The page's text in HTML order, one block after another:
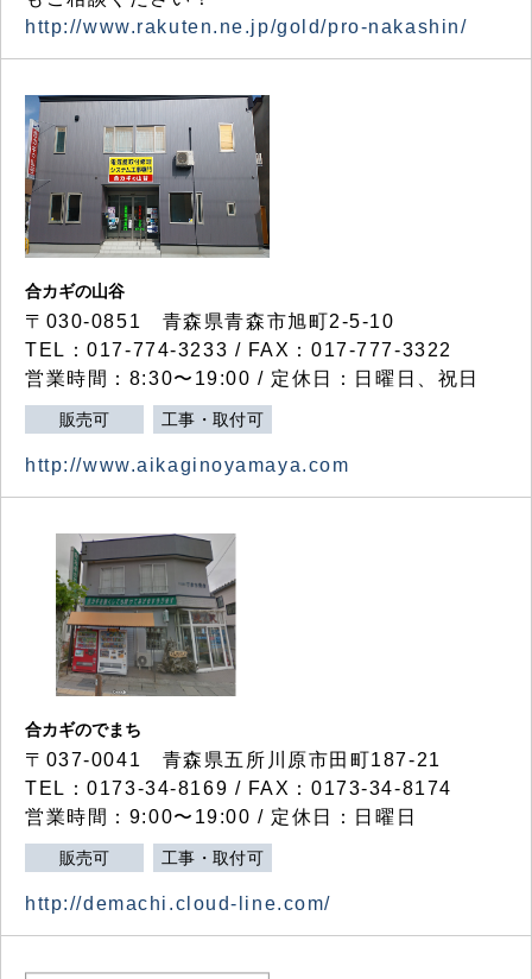
http://www.rakuten.ne.jp/gold/pro-nakashin/
合カギの山谷
〒030-0851 青森県青森市旭町2-5-10
TEL：017-774-3233 / FAX：017-777-3322
営業時間：8:30〜19:00 / 定休日：日曜日、祝日
販売可 工事・取付可
http://www.aikaginoyamaya.com
合カギのでまち
〒037-0041 青森県五所川原市田町187-21
TEL：0173-34-8169 / FAX：0173-34-8174
営業時間：9:00〜19:00 / 定休日：日曜日
販売可 工事・取付可
http://demachi.cloud-line.com/